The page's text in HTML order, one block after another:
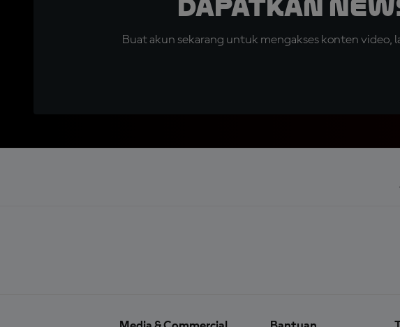
Dapatkan
Buat akun sekarang untuk mengakses konten video,